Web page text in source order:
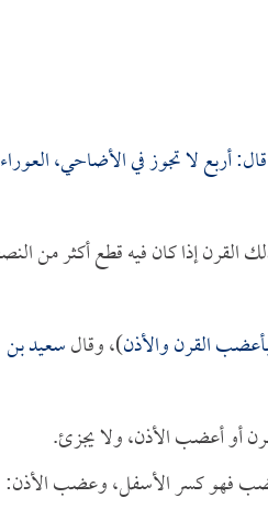
أربع لا تجوز في الأضاحي، العوراء
القرن إذا كان فيه قطع أكثر من
القرن والأذن)، وقالسعيد بن
أو أعضب الأذن، ولا يجزئ.
فهو كسر الأسفل، وعضب الأذن: